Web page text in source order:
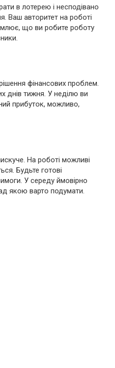
в лотерею і несподівано
Ваш авторитет на роботі
що ви робите роботу
фінансових проблем.
днів тижня. У неділю ви
прибуток, можливо,
На роботі можливі
Будьте готові
У середу ймовірно
якою варто подумати.